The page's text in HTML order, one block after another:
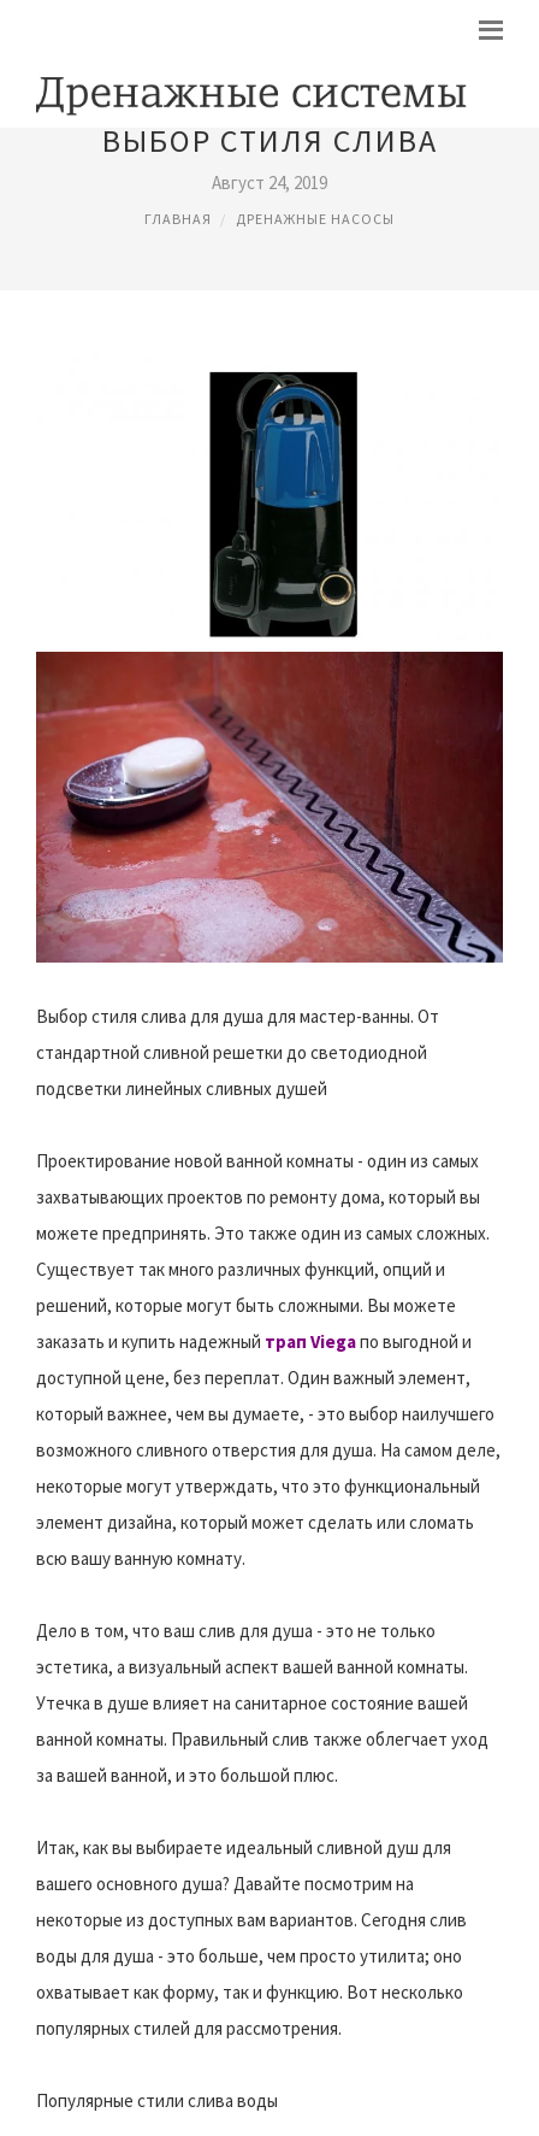
ВЫБОР СТИЛЯ СЛИВА
Август 24, 2019
ГЛАВНАЯ ДРЕНАЖНЫЕ НАСОСЫ
Выбор стиля слива для душа для мастер-ванны. От
стандартной сливной решетки до светодиодной
подсветки линейных сливных душей
Проектирование новой ванной комнаты - один из самых
захватывающих проектов по ремонту дома, который вы
можете предпринять. Это также один из самых сложных.
Существует так много различных функций, опций и
решений, которые могут быть сложными. Вы можете
заказать и купить надежный трап Viegaпо выгодной и
доступной цене, без переплат. Один важный элемент,
который важнее, чем вы думаете, - это выбор наилучшего
возможного сливного отверстия для душа. На самом деле,
некоторые могут утверждать, что это функциональный
элемент дизайна, который может сделать или сломать
всю вашу ванную комнату.
Дело в том, что ваш слив для душа - это не только
эстетика, а визуальный аспект вашей ванной комнаты.
Утечка в душе влияет на санитарное состояние вашей
ванной комнаты. Правильный слив также облегчает уход
за вашей ванной, и это большой плюс.
Итак, как вы выбираете идеальный сливной душ для
вашего основного душа? Давайте посмотрим на
некоторые из доступных вам вариантов. Сегодня слив
воды для душа - это больше, чем просто утилита; оно
охватывает как форму, так и функцию. Вот несколько
популярных стилей для рассмотрения.
Популярные стили слива воды